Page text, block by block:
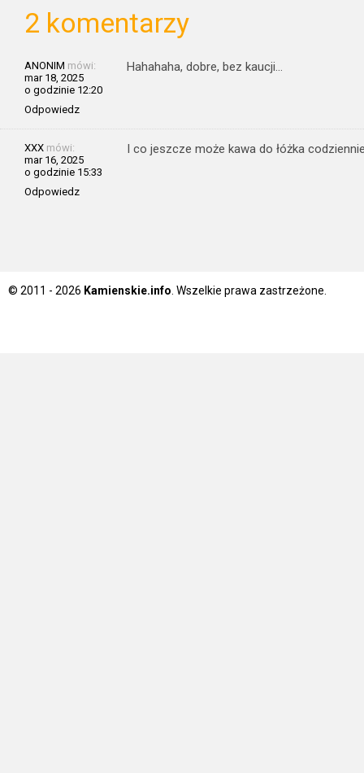
2 komentarzy
ANONIM mówi:
mar 18, 2025
o godzinie 12:20
Odpowiedz
Hahahaha, dobre, bez kaucji…
XXX mówi:
mar 16, 2025
o godzinie 15:33
Odpowiedz
I co jeszcze może kawa do łóżka
© 2011 - 2026 Kamienskie.info . Wszelkie prawa zastrzeżone.